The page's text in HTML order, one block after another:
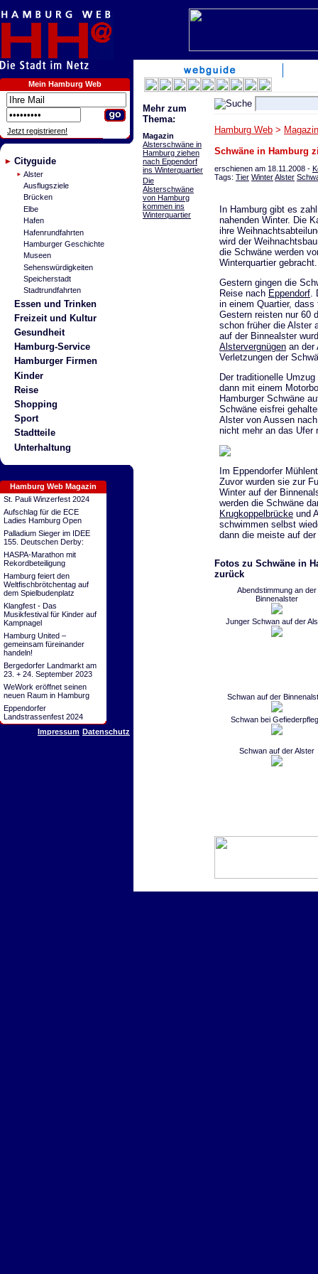
Mein Hamburg Web
Jetzt registrieren!
Cityguide
Alster
Ausflugsziele
Brücken
Elbe
Hafen
Hafenrundfahrten
Hamburger Geschichte
Museen
Sehenswürdigkeiten
Speicherstadt
Stadtrundfahrten
Essen und Trinken
Freizeit und Kultur
Gesundheit
Hamburg-Service
Hamburger Firmen
Kinder
Reise
Shopping
Sport
Stadtteile
Unterhaltung
Hamburg Web Magazin
St. Pauli Winzerfest 2024
Aufschlag für die ECE
Ladies Hamburg Open
Palladium Sieger im IDEE
155. Deutschen Derby:
HASPA-Marathon mit
Rekordbeteiligung
Hamburg feiert den
Weltfischbrötchentag auf
dem Spielbudenplatz
Klangfest - Das
Musikfestival für Kinder auf
Kampnagel
Hamburg United –
gemeinsam füreinander
handeln!
Bergedorfer Landmarkt am
23. + 24. September 2023
WeWork eröffnet seinen
neuen Raum in Hamburg
Eppendorfer
Landstrassenfest 2024
Impressum Datenschutz
Mehr zum
Thema:
Magazin
Alsterschwäne in
Hamburg ziehen
nach Eppendorf
ins Winterquartier
Die
Alsterschwäne
von Hamburg
kommen ins
Winterquartier
Hamburg Web > Magazin
Schwäne in Hamburg
erschienen am 18.11.2008 -
Tags: Tier WinterAlster
In Hamburg gibt es
nahenden Winter. Die
ihre
wird der
die Schwäne werden
Winterquartier gebracht.
Gestern gingen die
Reise nach Eppendorf.
in einem Quartier,
Gestern reisten nur 60
schon früher die Alster
auf der Binnealster
Alstervergnügen an der
Verletzungen der
Der traditionelle
dann mit einem
Hamburger Schwäne
Schwäne eisfrei
Alster von Aussen
nicht mehr an das Ufer
Im Eppendorfer
Zuvor wurden sie zur
Winter auf der
werden die Schwäne
Krugkoppelbrücke und
schwimmen selbst
dann die meiste auf
Fotos zu Schwäne in
zurück
Abendstimmung an der
Binnenalster
Junger Schwan auf der
Schwan auf der
Schwan bei
Schwan auf der Alster